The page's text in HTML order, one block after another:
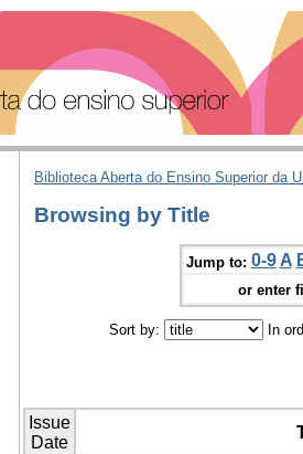
Biblioteca Aberta do Ensino Superior da
Browsing by Title
Jump to: 0-9 A
or enter
Sort by: In
Issue
Date